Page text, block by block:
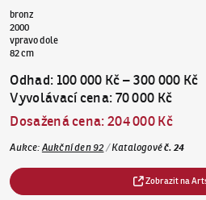
bronz
2000
vpravo dole
82 cm
Odhad: 100 000 Kč–300 000 Kč
Vyvolávací cena:70 000 Kč
Dosažená cena:204 000 Kč
Aukce: Aukční den 92 /Katalogovéč.24
Zobrazit na